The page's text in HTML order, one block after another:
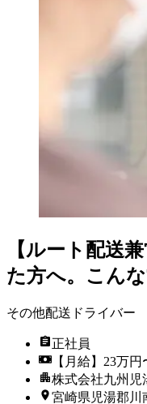
【ルート配送
た方へ。こん
その他配送ドライバー
正社員
【月給】23万円
株式会社九州児
宮崎県児湯郡川